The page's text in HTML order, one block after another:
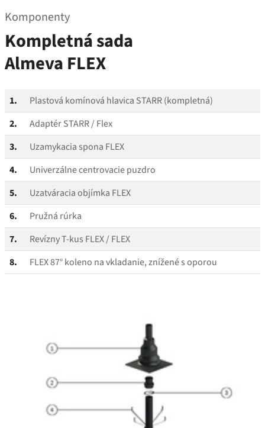
Komponenty
Kompletná sada
Almeva FLEX
1.
Plastová komínová hlavica STARR (kompletná)
2.
Adaptér STARR / Flex
3.
Uzamykacia spona FLEX
4.
Univerzálne centrovacie puzdro
5.
Uzatváracia objímka FLEX
6.
Pružná rúrka
7.
Revízny T‑kus FLEX / FLEX
8.
FLEX 87° koleno na vkladanie, znížené s oporou